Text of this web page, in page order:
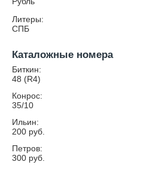
Литеры:
СПБ
Каталожные номера
Биткин:
48 (R4)
Конрос:
35/10
Ильин:
200 руб.
Петров:
300 руб.